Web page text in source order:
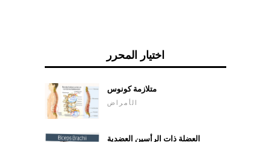
اختيار المحرر
متلازمة كونوس
الأمراض
العضلة ذات الرأسين العضدية